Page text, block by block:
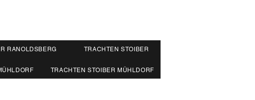
RANOLDSBERG TRACHTEN STOIBER
TRACHTEN STOIBER MÜHLDORF